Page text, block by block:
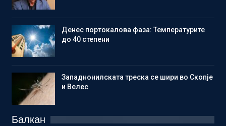
Денес портокалова фаза: Температурите
до 40 степени
Западнонилската треска се шири во Скопје
и Велес
Балкан